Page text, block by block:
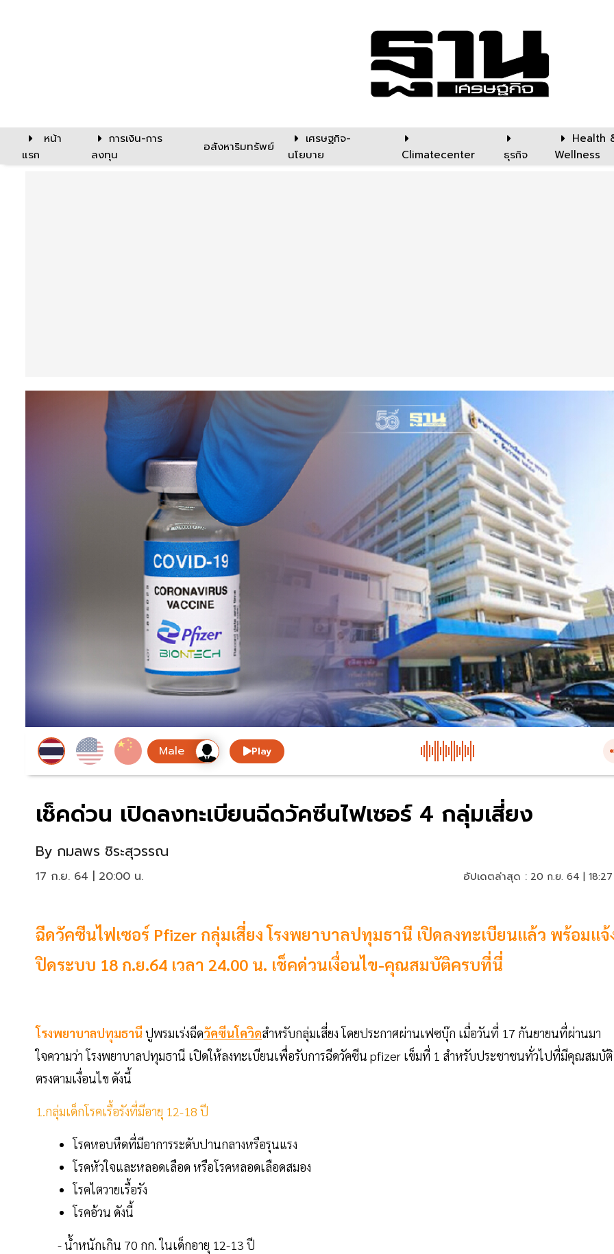
หน้า
แรก
การเงิน-การ
ลงทุน
อสังหาริมทรัพย์
เศรษฐกิจ-
นโยบาย
Climatecenter ธุรกิจ
Health
Wellness
Play
เช็คด่วน เปิดลงทะเบียนฉีดวัคซีนไฟเซอร์ 4 กลุ่มเสี่ยง
By กมลพร ชิระสุวรรณ
17 ก.ย. 64 | 20:00 น. อัปเดตล่าสุด : 20 ก.ย. 64 |
ฉีดวัคซีนไฟเซอร์ Pfizer กลุ่มเสี่ยง โรงพยาบาลปทุมธานี เปิดลงทะเบียนแล้ว พร้อมแจ้
ปิดระบบ 18 ก.ย.64 เวลา 24.00 น. เช็คด่วนเงื่อนไข-คุณสมบัติครบที่นี่
โรงพยาบาลปทุมธานี ปูพรมเร่งฉีดวัคซีนโควิดสำหรับกลุ่มเสี่ยง โดยประกาศผ่านเฟซบุ๊ก เมื่อวันที่ 17 กันยายนที่ผ่านมา
ใจความว่า โรงพยาบาลปทุมธานี เปิดให้ลงทะเบียนเพื่อรับการฉีดวัคซีน pfizer เข็มที่ 1 สำหรับประชาชนทั่วไปที่มีคุณสมบัติ
ตรงตามเงื่อนไข ดังนี้
1.กลุ่มเด็กโรคเรื้อรังที่มีอายุ 12-18 ปี
โรคหอบหืดที่มีอาการระดับปานกลางหรือรุนแรง
โรคหัวใจและหลอดเลือด หรือโรคหลอดเลือดสมอง
โรคไตวายเรื้อรัง
โรคอ้วน ดังนี้
- น้ำหนักเกิน 70 กก. ในเด็กอายุ 12-13 ปี